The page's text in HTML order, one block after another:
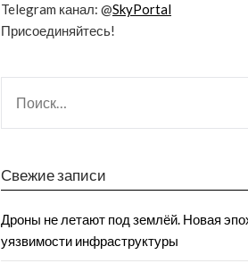
Telegram канал: @SkyPortal
Присоединяйтесь!
Свежие записи
Дроны не летают под землёй. Новая
уязвимости инфраструктуры